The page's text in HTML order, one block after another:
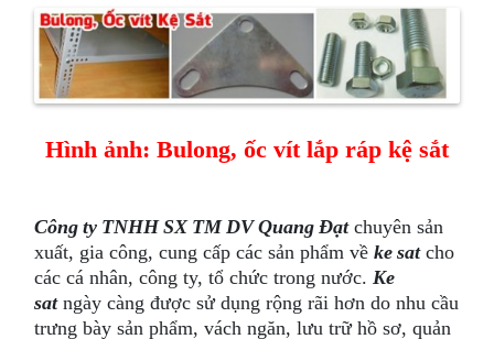
Hình ảnh: Bulong, ốc vít lắp ráp kệ sắt
Công ty TNHH SX TM DV Quang Đạtchuyên sản
xuất, gia công, cung cấp các sản phẩm vềke satcho
các cá nhân, công ty, tổ chức trong nước. Ke
satngày càng được sử dụng rộng rãi hơn do nhu cầu
trưng bày sản phẩm, vách ngăn, lưu trữ hồ sơ, quản